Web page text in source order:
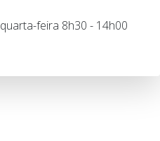
quarta-feira 8h30 - 14h00